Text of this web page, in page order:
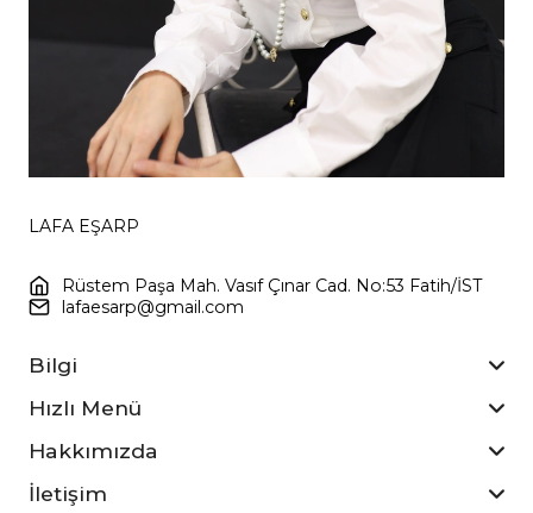
LAFA EŞARP
Rüstem Paşa Mah. Vasıf Çınar Cad. No:53 Fatih/İST
lafaesarp@gmail.com
Bilgi
Hızlı Menü
Hakkımızda
İletişim